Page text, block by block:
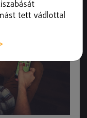
tett vádlottal